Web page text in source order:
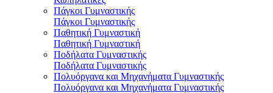
Πάγκοι Γυμναστικής
Πάγκοι Γυμναστικής
Παθητική Γυμναστική
Παθητική Γυμναστική
Ποδήλατα Γυμναστικής
Ποδήλατα Γυμναστικής
Πολυόργανα και Μηχανήματα Γυμναστικής
Πολυόργανα και Μηχανήματα Γυμναστικής